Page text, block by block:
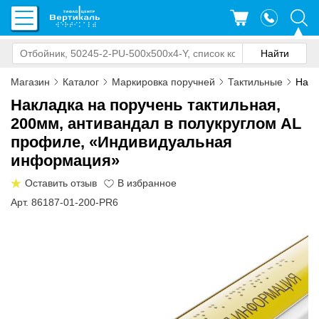
Магазин Каталог Маркировка поручней Тактильные
Накладка на поручень тактильная,
200мм, антивандал в полукруглом AL
профиле, «Индивидуальная
информация»
Оставить отзыв
Арт. 86187-01-200-PR6